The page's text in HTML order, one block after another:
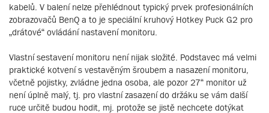
kabelů. V balení nelze přehlédnout typický prvek profesionálních
zobrazovačů BenQ a to je speciální kruhový Hotkey Puck G2 pro
„drátové“ ovládání nastavení monitoru.
Vlastní sestavení monitoru není nijak složité. Podstavec má velmi
praktické kotvení s vestavěným šroubem a nasazení monitoru,
včetně pojistky, zvládne jedna osoba, ale pozor 27“ monitor už
není úplně malý, tj. pro vlastní zasazení do držáku se vám další
ruce určitě budou hodit, mj. protože se jistě nechcete dotýkat